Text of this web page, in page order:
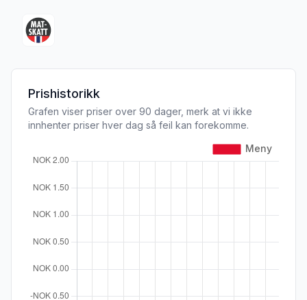
Prishistorikk
Grafen viser priser over 90 dager, merk at vi ikke
innhenter priser hver dag så feil kan forekomme.